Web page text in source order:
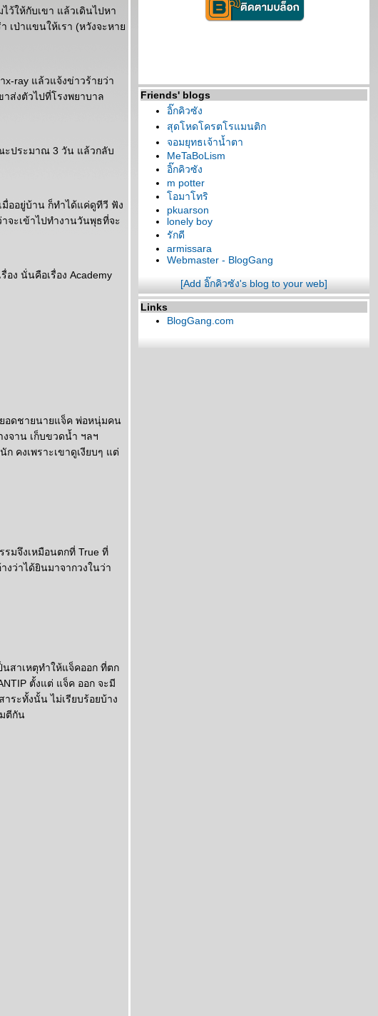
ว้ให้กับเขา แล้วเดินไปหา
เป่าแขนให้เรา (หวังจะหา
x-ray แล้วแจ้งข่าวร้ายว่า
ส่งตัวไปที่โรงพยาบาล
ะประมาณ 3 วัน แล้วกลับ
ออยู่บ้าน ก็ทำได้แค่ดูทีวี ฟัง
จะเข้าไปทำงานวันพุธที่จะ
อง นั่นคือเรื่อง Academy
อดชายนายแจ็ค พ่อหนุ่มคน
จาน เก็บขวดน้ำ ฯลฯ
คงเพราะเขาดูเงียบๆ แต่
มจึงเหมือนตกที่ True ที่
ว่าได้ยินมาจากวงในว่า
สาเหตุทำให้แจ็คออก ที่ตก
ตั้งแต่ แจ็ค ออก จะมี
ระทั้งนั้น ไม่เรียบร้อยบ้าง
ตีกัน
Friends' blogs
อิ๊กคิวซัง
สุดโหดโครตโรแมนติก
จอมยุทธเจ้าน้ำตา
MeTaBoLism
อิ๊กคิวซัง
m potter
อมาโทริ
pkuarson
lonely boy
รักดี
armissara
Webmaster - BlogGang
[Add อิ๊กคิวซัง's blog to your web]
Links
BlogGang.com